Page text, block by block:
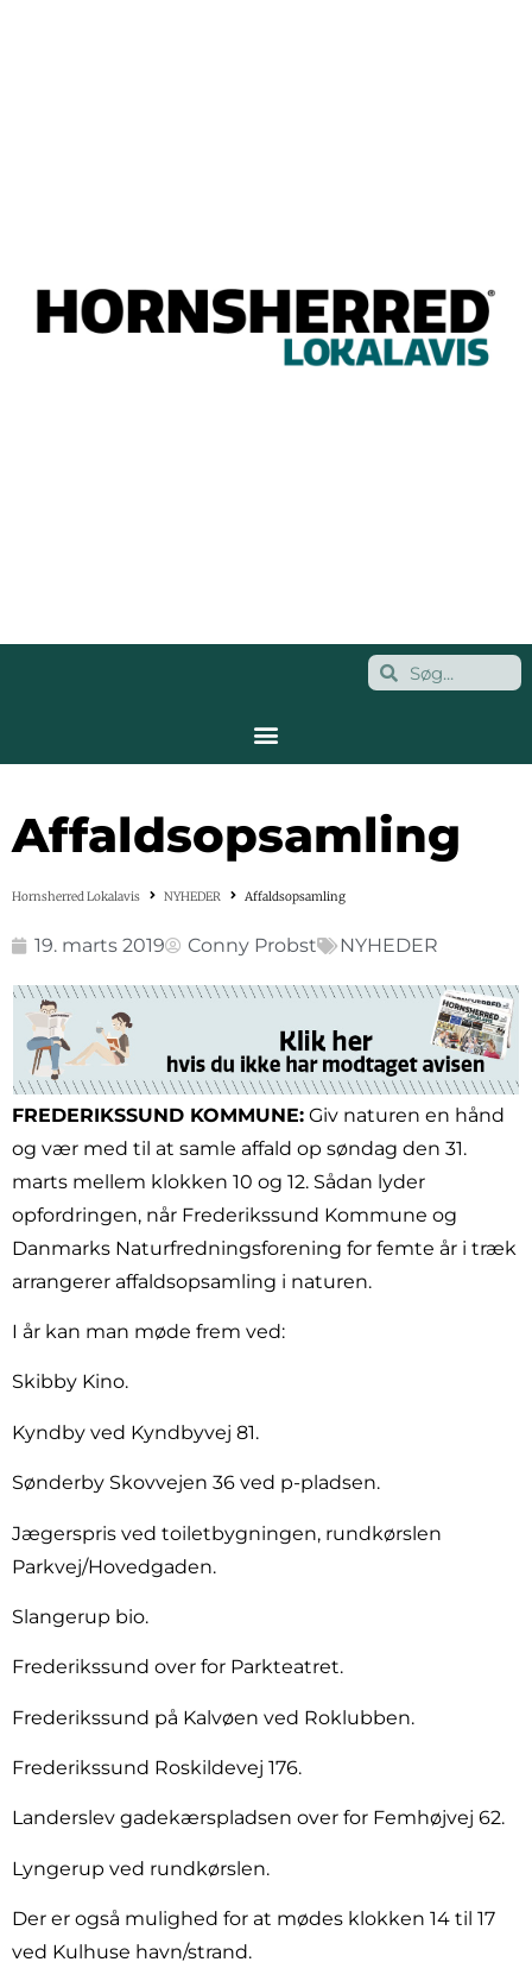
Affaldsopsamling
Hornsherred Lokalavis NYHEDER Affaldsopsamling
19. marts 2019 Conny Probst NYHEDER
FREDERIKSSUND KOMMUNE: Giv naturen en hånd
og vær med til at samle affald op søndag den 31.
marts mellem klokken 10 og 12. Sådan lyder
opfordringen, når Frederikssund Kommune og
Danmarks Naturfredningsforening for femte år i træk
arrangerer affaldsopsamling i naturen.
I år kan man møde frem ved:
Skibby Kino.
Kyndby ved Kyndbyvej 81.
Sønderby Skovvejen 36 ved p-pladsen.
Jægerspris ved toiletbygningen, rundkørslen
Parkvej/Hovedgaden.
Slangerup bio.
Frederikssund over for Parkteatret.
Frederikssund på Kalvøen ved Roklubben.
Frederikssund Roskildevej 176.
Landerslev gadekærspladsen over for Femhøjvej 62.
Lyngerup ved rundkørslen.
Der er også mulighed for at mødes klokken 14 til 17
ved Kulhuse havn/strand.